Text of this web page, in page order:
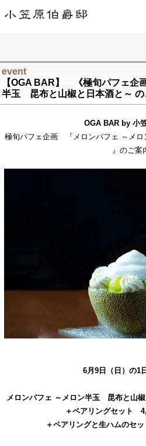
WEDDING&PARTY
PARTY&EVENT
TOPICS
event
【OGA BAR】 《極旬パフェ企
半玉 昆布と山椒と日本酒と～ の
OGA BAR by 小
極旬パフェ企画 『メロンパフェ ～メ
』のご案
6月9日（日）の1
メロンパフェ ～メロン半玉 昆布と山
＋ペアリングセット
＋ペアリングと生ハムのセ